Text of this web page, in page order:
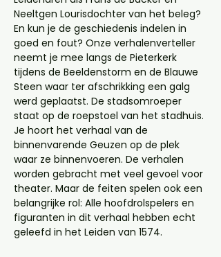
Neeltgen Lourisdochter van het beleg?
En kun je de geschiedenis indelen in
goed en fout? Onze verhalenverteller
neemt je mee langs de Pieterkerk
tijdens de Beeldenstorm en de Blauwe
Steen waar ter afschrikking een galg
werd geplaatst. De stadsomroeper
staat op de roepstoel van het stadhuis.
Je hoort het verhaal van de
binnenvarende Geuzen op de plek
waar ze binnenvoeren. De verhalen
worden gebracht met veel gevoel voor
theater. Maar de feiten spelen ook een
belangrijke rol: Alle hoofdrolspelers en
figuranten in dit verhaal hebben echt
geleefd in het Leiden van 1574.